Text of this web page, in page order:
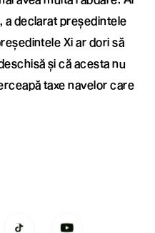
a declarat președintele
Xi ar dori să
și că acesta nu
taxe navelor care